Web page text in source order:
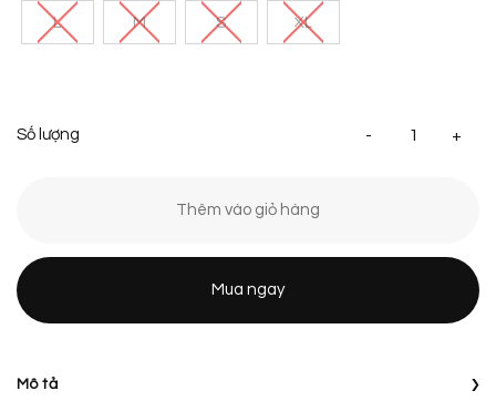
L M S XL
Thêm vào giỏ hàng
Mua ngay
Mô tả ›